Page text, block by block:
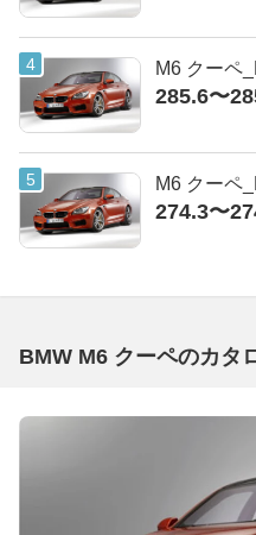
M6 クーペ
285.6〜
M6 クーペ
274.3〜
BMW M6 クーペのカタ